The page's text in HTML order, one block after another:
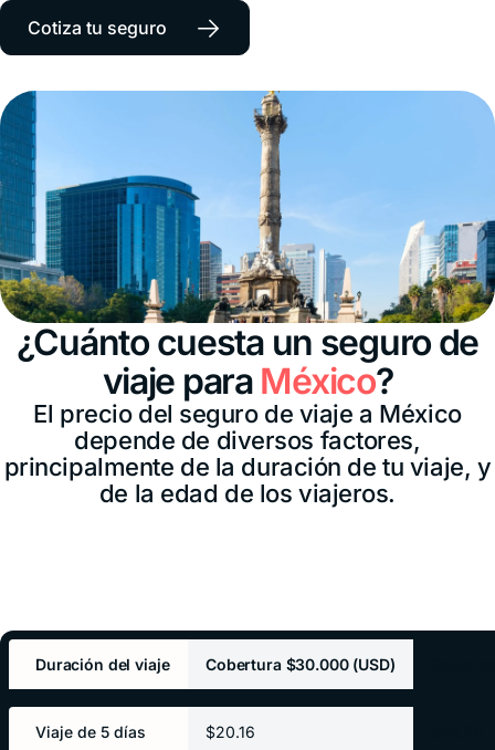
Cotiza tu seguro
→
¿Cuánto cuesta un seguro de
viaje para México?
El precio del seguro de viaje a México
depende de diversos factores,
principalmente de la duración de tu viaje, y
de la edad de los viajeros.
Duración del viaje Cobertura $30.000 (USD)
Viaje de 5 días $20.16